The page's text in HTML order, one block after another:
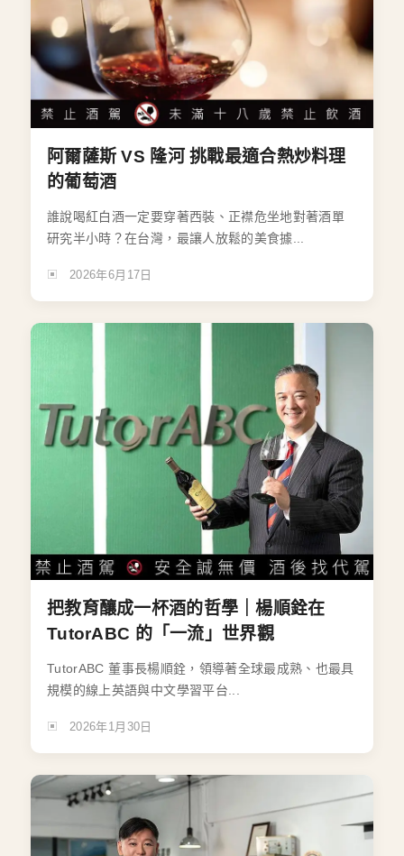
阿爾薩斯 VS 隆河 挑戰最適合熱炒料理
的葡萄酒
誰說喝紅白酒一定要穿著西裝、正襟危坐地對著酒單
研究半小時？在台灣，最讓人放鬆的美食據...
2026年6月17日
把教育釀成一杯酒的哲學｜楊順銓在
TutorABC 的「一流」世界觀
TutorABC 董事長楊順銓，領導著全球最成熟、也最具
規模的線上英語與中文學習平台...
2026年1月30日